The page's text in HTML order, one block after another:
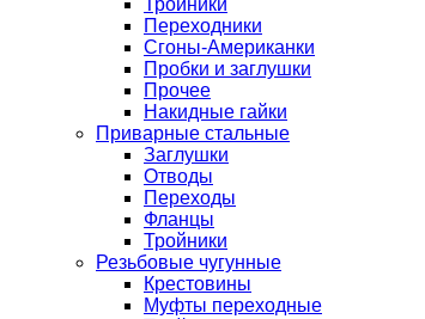
Тройники
Переходники
Сгоны-Американки
Пробки и заглушки
Прочее
Накидные гайки
Приварные стальные
Заглушки
Отводы
Переходы
Фланцы
Тройники
Резьбовые чугунные
Крестовины
Муфты переходные